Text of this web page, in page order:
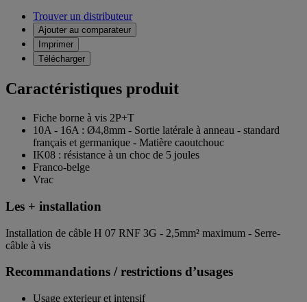
Trouver un distributeur
Ajouter au comparateur
Imprimer
Télécharger
Caractéristiques produit
Fiche borne à vis 2P+T
10A - 16A : Ø4,8mm - Sortie latérale à anneau - standard
français et germanique - Matière caoutchouc
IK08 : résistance à un choc de 5 joules
Franco-belge
Vrac
Les + installation
Installation de câble H 07 RNF 3G - 2,5mm² maximum - Serre-
câble à vis
Recommandations / restrictions d’usages
Usage exterieur et intensif